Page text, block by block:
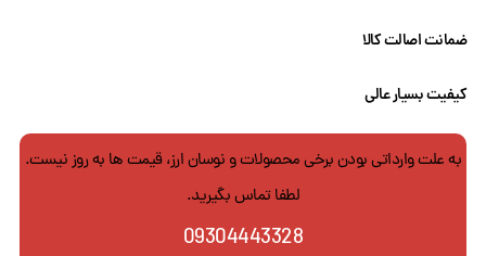
ضمانت اصالت کالا
کیفیت بسیار عالی
به علت وارداتی بودن برخی محصولات و نوسان ارز، قیمت ها به روز نیست.
لطفا تماس بگیرید.
09304443328